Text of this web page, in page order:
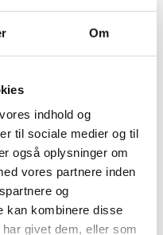
Om
indhold og
til sociale medier og til
også oplysninger om
vores partnere inden
og
kan kombinere disse
givet dem, eller som
tal. Det handler i høj
Når du vælger KT
samarbejdspartner er
er i stand til at assistere